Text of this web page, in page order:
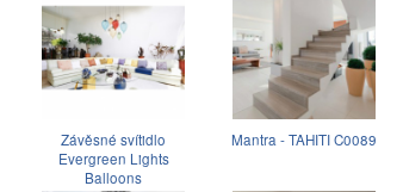
Závěsné svítidlo
Evergreen Lights
Balloons
Mantra - TAHITI C0089